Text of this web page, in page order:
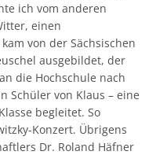
ich vom anderen
einen
von der Sächsischen
ausgebildet, der
die Hochschule nach
Schüler von Klaus – eine
begleitet. So
Konzert. Übrigens
Dr. Roland Häfner